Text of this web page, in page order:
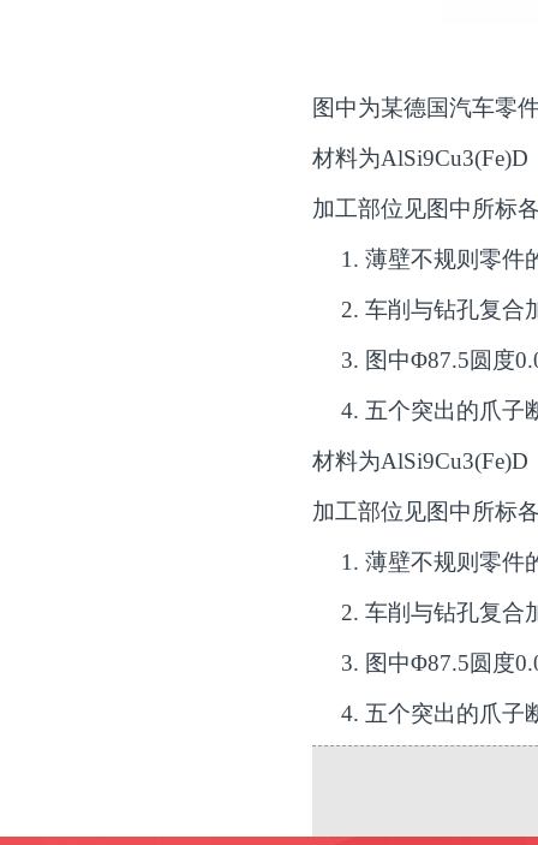
图中为某德国汽车零
材料为AlSi9Cu3(Fe)D
加工部位见图中所标
1. 薄壁不规则零件
2. 车削与钻孔复合
3. 图中Φ87.5圆度
4. 五个突出的爪子
材料为AlSi9Cu3(Fe)D
加工部位见图中所标
1. 薄壁不规则零件
2. 车削与钻孔复合
3. 图中Φ87.5圆度
4. 五个突出的爪子